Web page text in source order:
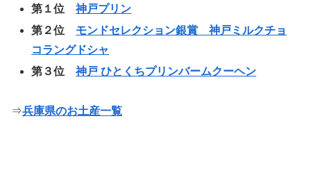
第１位神戸プリン
第２位 モンドセレクション銀賞 神戸ミルクチョ
コラングドシャ
第３位神戸 ひとくちプリンバームクーヘン
⇒兵庫県のお土産一覧